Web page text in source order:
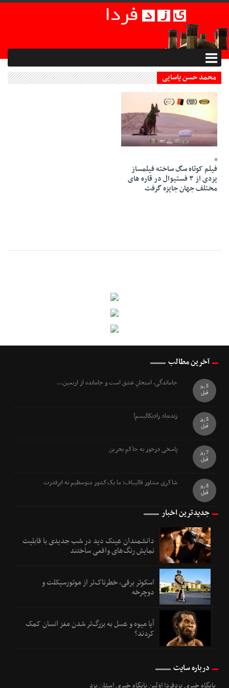
محمد حسن یاسایی
23 Esfand 1400 - 19:58
فیلم کوتاه سگ ساخته فیلمساز
یزدی از ۳ فستیوال در قاره های
مختلف جهان جایزه گرفت
آخرین مطالب
جاماندگی، امتحانِ عشق است و جامانده از اربعین...
5 روز
قبل
زنده‌باد رادیکالیسم!
5 روز
قبل
پاسخی درخور به حاکم بحرین
7 روز
قبل
شاکری مشاور قالیباف: ما یک‌کشور متوسطیم نه ابرقدرت
8 روز
قبل
جدیدترین اخبار
دانشمندان عینک دید در شب جدیدی با قابلیت
نمایش رنگ‌های واقعی ساختند
اسکوتر برقی، خطرناک‌تر از موتورسیکلت و
دوچرخه
آیا میوه و عسل به بزرگ‌تر شدن مغز انسان کمک
کردند؟
درباره سایت